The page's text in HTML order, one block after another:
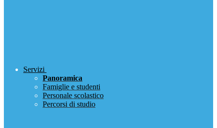
Servizi
Panoramica
Famiglie e studenti
Personale scolastico
Percorsi di studio